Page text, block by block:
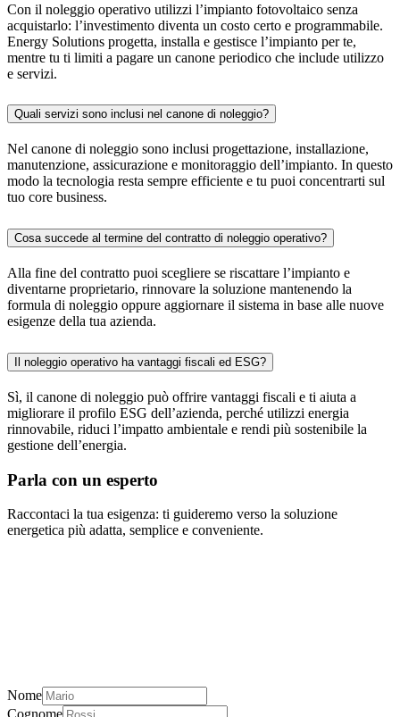
Con il noleggio operativo utilizzi l’impianto fotovoltaico senza
acquistarlo: l’investimento diventa un costo certo e programmabile.
Energy Solutions progetta, installa e gestisce l’impianto per te,
mentre tu ti limiti a pagare un canone periodico che include utilizzo
e servizi.
Quali servizi sono inclusi nel canone di noleggio?
Nel canone di noleggio sono inclusi progettazione, installazione,
manutenzione, assicurazione e monitoraggio dell’impianto. In questo
modo la tecnologia resta sempre efficiente e tu puoi concentrarti sul
tuo core business.
Cosa succede al termine del contratto di noleggio operativo?
Alla fine del contratto puoi scegliere se riscattare l’impianto e
diventarne proprietario, rinnovare la soluzione mantenendo la
formula di noleggio oppure aggiornare il sistema in base alle nuove
esigenze della tua azienda.
Il noleggio operativo ha vantaggi fiscali ed ESG?
Sì, il canone di noleggio può offrire vantaggi fiscali e ti aiuta a
migliorare il profilo ESG dell’azienda, perché utilizzi energia
rinnovabile, riduci l’impatto ambientale e rendi più sostenibile la
gestione dell’energia.
Parla con un esperto
Raccontaci la tua esigenza: ti guideremo verso la soluzione
energetica più adatta, semplice e conveniente.
Nome